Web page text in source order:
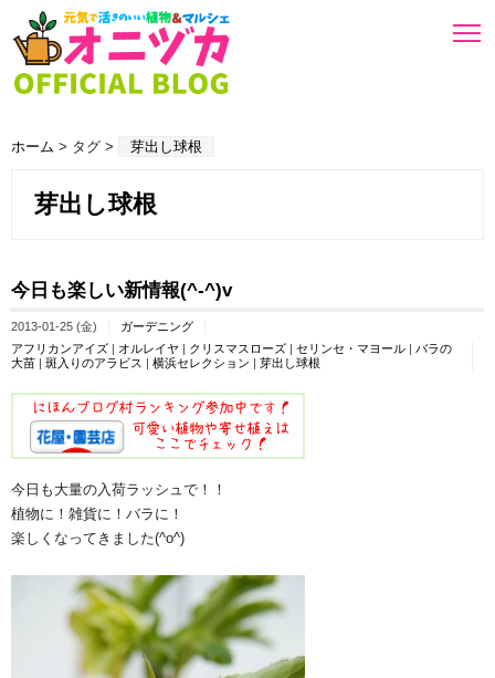
ホーム > タグ > 芽出し球根
芽出し球根
今日も楽しい新情報(^-^)v
2013-01-25 (金)
ガーデニング
アフリカンアイズ | オルレイヤ | クリスマスローズ | セリンセ・マヨール | バラの
大苗 | 斑入りのアラビス | 横浜セレクション | 芽出し球根
今日も大量の入荷ラッシュで！！
植物に！雑貨に！バラに！
楽しくなってきました(^o^)ゞ